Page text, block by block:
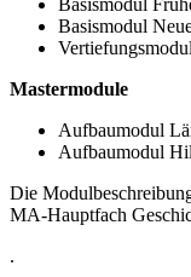
Basismodul
Mastermodule
Aufbaumodul
Aufbaumodul
Die
MA-Hauptfach
.